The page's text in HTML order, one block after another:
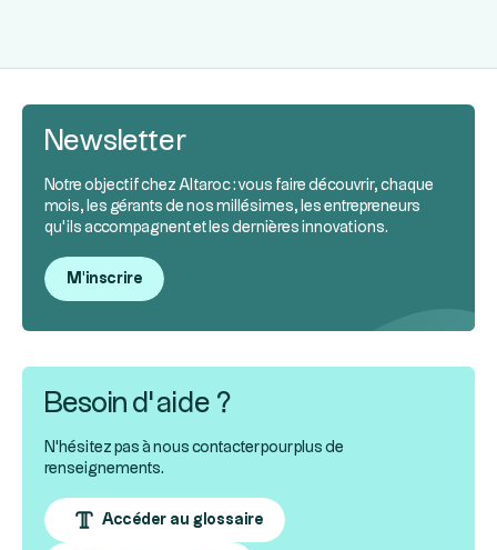
Newsletter
Notre objectif chez Altaroc : vous faire découvrir, chaque
mois, les gérants de nos millésimes, les entrepreneurs
qu’ils accompagnent et les dernières innovations.
M'inscrire
Besoin d’aide ?
N'hésitez pas à nous contacter pour plus de
renseignements.
Accéder au glossaire